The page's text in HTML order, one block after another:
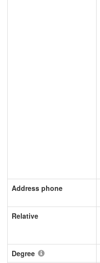
Address phone
Relative
Degree